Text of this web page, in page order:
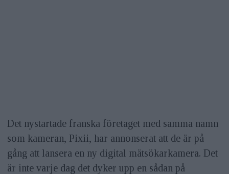
Det nystartade franska företaget med samma namn
som kameran, Pixii, har annonserat att de är på
gång att lansera en ny digital mätsökarkamera. Det
är inte varje dag det dyker upp en sådan på